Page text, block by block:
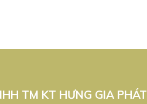
TM KT HƯNG GIA PHÁT